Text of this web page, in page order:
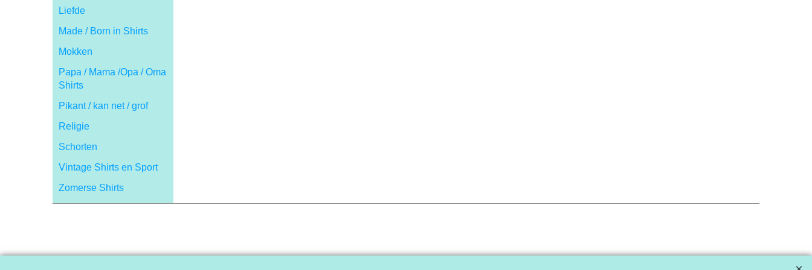
Liefde
Made / Born in Shirts
Mokken
Papa / Mama /Opa / Oma
Shirts
Pikant / kan net / grof
Religie
Schorten
Vintage Shirts en Sport
Zomerse Shirts